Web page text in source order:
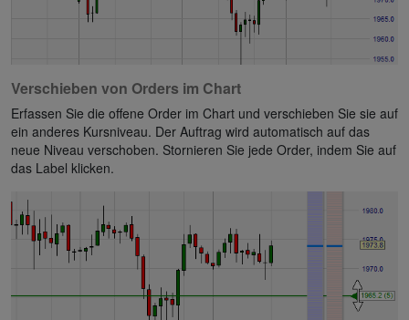
Verschieben von Orders im Chart
Erfassen Sie die offene Order im Chart und verschieben Sie sie auf
ein anderes Kursniveau. Der Auftrag wird automatisch auf das
neue Niveau verschoben. Stornieren Sie jede Order, indem Sie auf
das Label klicken.